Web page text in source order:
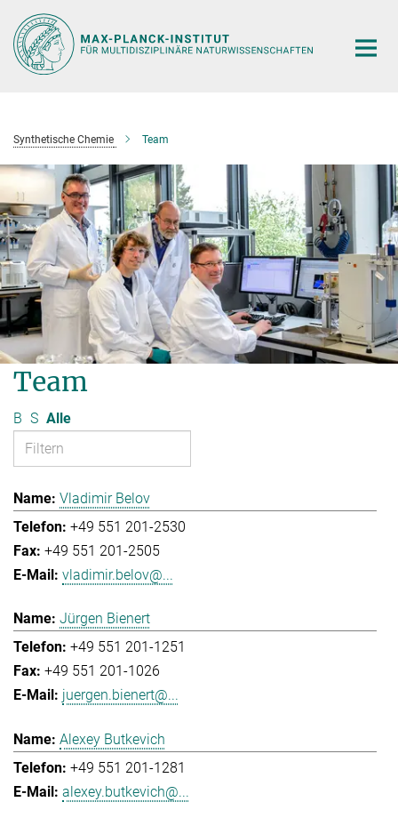
Hauptinhalt
Synthetische Chemie Team
Team
B S Alle
Vladimir Belov
+49 551 201-2530
+49 551 201-2505
vladimir.belov@...
Jürgen Bienert
+49 551 201-1251
+49 551 201-1026
juergen.bienert@...
Alexey Butkevich
+49 551 201-1281
alexey.butkevich@...